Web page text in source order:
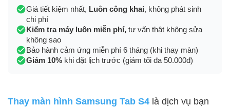
Giá tiết kiệm nhất, Luôn công khai, không phát sinh
chi phí
Kiểm tra máy luôn miễn phí, tư vấn thật không sửa
không sao
Bảo hành cảm ứng miễn phí 6 tháng (khi thay màn)
Giảm 10% khi đặt lịch trước (giảm tối đa 50.000đ)
Thay màn hình Samsung Tab S4 là dịch vụ bạn